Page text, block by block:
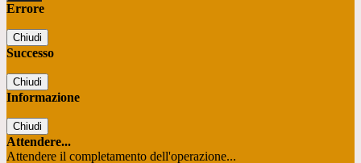
Errore
Chiudi
Successo
Chiudi
Informazione
Chiudi
Attendere...
Attendere il completamento dell'operazione...